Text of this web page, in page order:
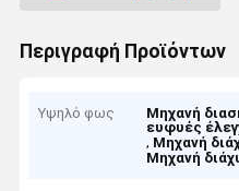
Περιγραφή Προϊόντων
Υψηλό φως
Μηχανή
ευφυές
, Μηχανή
Μηχανή